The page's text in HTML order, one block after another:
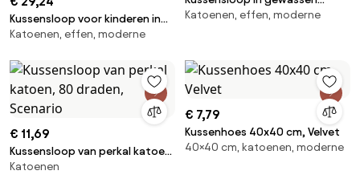
Kussensloop voor kinderen in
gewassen linnen, Elina
Katoenen, effen, moderne
linnen, Elina
Katoenen, effen, moderne
€ 11,69
Kussensloop van perkal katoen,
80 draden, Scenario
Katoenen
€ 7,79
Kussenhoes 40x40 cm, Velvet
40×40 cm, katoenen, moderne